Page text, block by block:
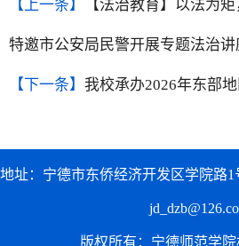
【上一条】 【法治教育】以法为
特邀市公安局民警开展专题法治讲
【下一条】 我校承办2026年东部
地址：宁德市东侨经济开发区学院路
版权所有：宁德师范学